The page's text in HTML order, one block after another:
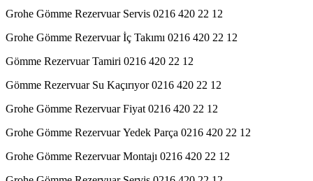
Grohe Gömme Rezervuar Servis 0216 420 22 12
Grohe Gömme Rezervuar İç Takımı 0216 420 22 12
Gömme Rezervuar Tamiri 0216 420 22 12
Gömme Rezervuar Su Kaçırıyor 0216 420 22 12
Grohe Gömme Rezervuar Fiyat 0216 420 22 12
Grohe Gömme Rezervuar Yedek Parça 0216 420 22 12
Grohe Gömme Rezervuar Montajı 0216 420 22 12